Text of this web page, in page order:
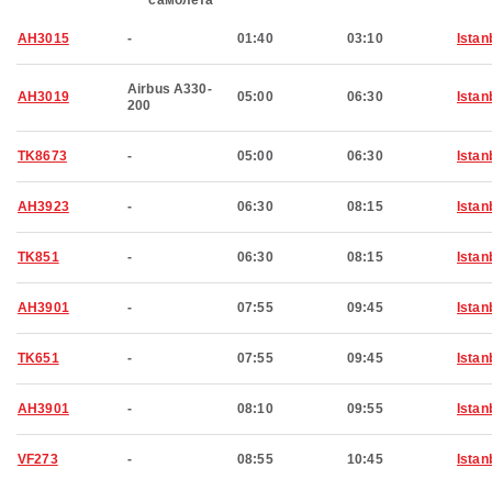
AH3015 - 01:40 03:10
AH3019
Airbus A330-
200
05:00 06:30
TK8673 - 05:00 06:30
AH3923 - 06:30 08:15
TK851 - 06:30 08:15
AH3901 - 07:55 09:45
TK651 - 07:55 09:45
AH3901 - 08:10 09:55
VF273 - 08:55 10:45